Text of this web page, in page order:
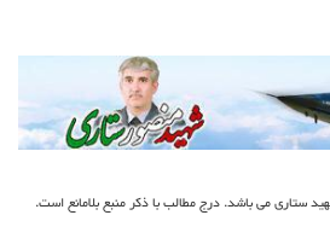
ستاری می باشد. درج مطالب با ذکر منبع بلامانع است.